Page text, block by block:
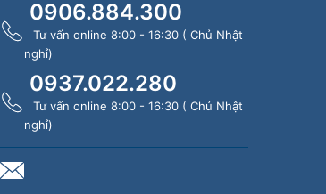
0906.884.300
Tư vấn online 8:00 - 16:30 ( Chủ Nhật
nghỉ)
0937.022.280
Tư vấn online 8:00 - 16:30 ( Chủ Nhật
nghỉ)